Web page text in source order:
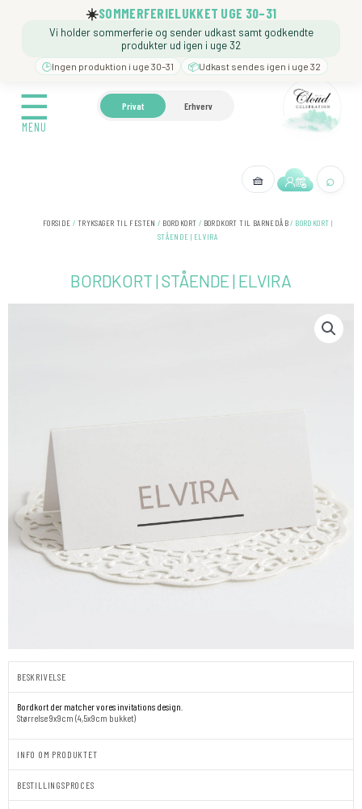
☀️SOMMERFERIELUKKET UGE 30–31
Vi holder sommerferie og sender udkast samt godkendte
produkter ud igen i uge 32
🕒Ingen produktion i uge 30–31 📦Udkast sendes igen i uge 32
☰
MENU
Privat Erhverv
🧺 ⌕
☰
MENU
🍼 BARNEDÅB ❓️ BESØG
FORSIDE / TRYKSAGER TIL FESTEN / BORDKORT / BORDKORT TIL BARNEDÅB/ BORDKORT |
STÅENDE | ELVIRA
BORDKORT | STÅENDE | ELVIRA
BESKRIVELSE
Bordkort der matcher vores invitations design.
Størrelse 9x9cm (4,5x9cm bukket)
INFO OM PRODUKTET
BESTILLINGSPROCES